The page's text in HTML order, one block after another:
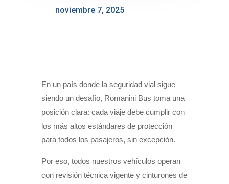
noviembre 7, 2025
En un país donde la seguridad vial sigue
siendo un desafío, Romanini Bus toma una
posición clara: cada viaje debe cumplir con
los más altos estándares de protección
para todos los pasajeros, sin excepción.
Por eso, todos nuestros vehículos operan
con revisión técnica vigente y cinturones de